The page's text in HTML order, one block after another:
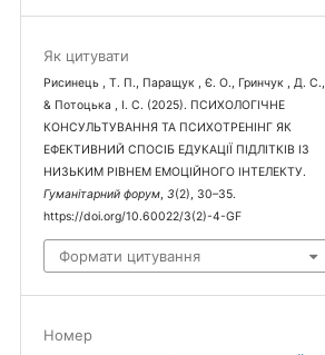
Як цитувати
Рисинець , Т. П., Паращук , Є. О., Гринчук , Д. С.,
& Потоцька , І. С. (2025). ПСИХОЛОГІЧНЕ
КОНСУЛЬТУВАННЯ ТА ПСИХОТРЕНІНГ ЯК
ЕФЕКТИВНИЙ СПОСІБ ЕДУКАЦІЇ ПІДЛІТКІВ ІЗ
НИЗЬКИМ РІВНЕМ ЕМОЦІЙНОГО ІНТЕЛЕКТУ.
Гуманітарний форум,3(2), 30–35.
https://doi.org/10.60022/3(2)-4-GF
Формати цитування
Номер